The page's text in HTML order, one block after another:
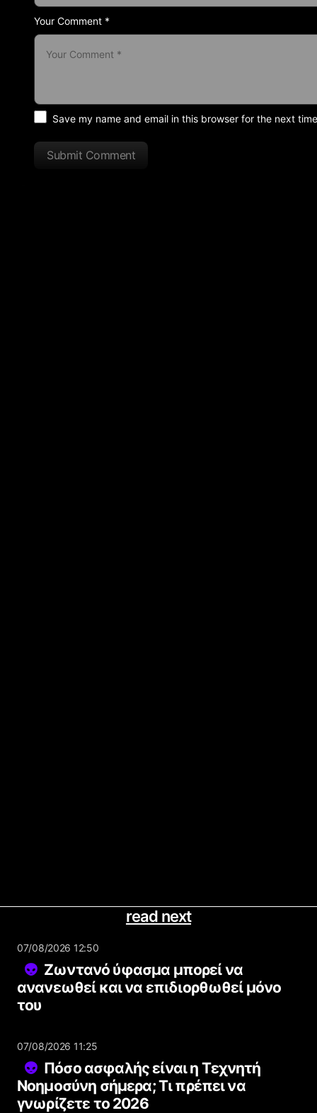
Your Comment *
Save my name and email in this browser for the next
Submit Comment
read next
07/08/2026 12:50
Ζωντανό ύφασμα μπορεί να
ανανεωθεί και να επιδιορθωθεί μόνο
του
07/08/2026 11:25
Πόσο ασφαλής είναι η Τεχνητή
Νοημοσύνη σήμερα; Τι πρέπει να
γνωρίζετε το 2026